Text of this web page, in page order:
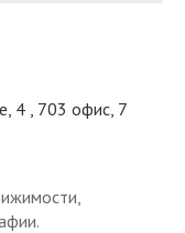
4 , 703 офис, 7